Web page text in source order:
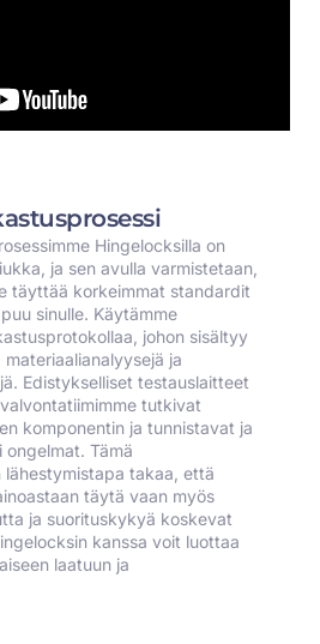
Hingelocksilla on
ja sen avulla varmistetaan,
täyttää korkeimmat standardit
sinulle. Käytämme
johon sisältyy
ja
Edistykselliset testauslaitteet
tutkivat
komponentin ja tunnistavat ja
Tämä
lähestymistapa takaa, että
täytä vaan myös
ja suorituskykyä koskevat
kanssa voit luottaa
laatuun ja